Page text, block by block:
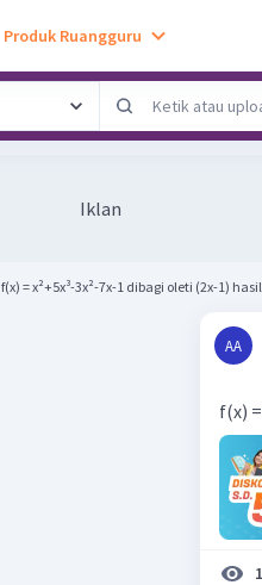
Produk Ruangguru
Iklan
f(x) = x²+5x³-3x²-7x-1 dibagi oleti (2x-1)
AA
f(x)
1